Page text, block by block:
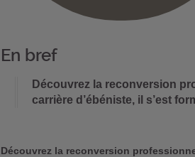
En bref
Découvrez la reconversion
carrière d’ébéniste, il s’est
Découvrez la reconversion